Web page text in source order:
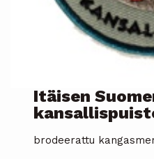
Itäisen
brodeerattu